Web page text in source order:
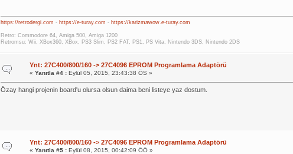
https://retrodergi.com - https://e-turay.com - https://karizmawow.e-turay.com
Retro: Commodore 64, Amiga 500, Amiga 1200
Retromsu: Wii, XBox360, XBox, PS3 Slim, PS2 FAT, PS1, PS Vita, Nintendo 3DS, Nintendo 2DS
Ynt: 27C400/800/160 -> 27C4096 EPROM Programlama Adaptörü
« Yanıtla #4 :Eylül 05, 2015, 23:43:38 ÖS »
Özay hangi projenin board'u olursa olsun daima beni listeye yaz dostum.
Ynt: 27C400/800/160 -> 27C4096 EPROM Programlama Adaptörü
« Yanıtla #5 :Eylül 08, 2015, 00:42:09 ÖÖ »